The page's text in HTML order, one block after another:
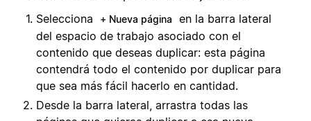
Selecciona
+ Nueva página
en la barra lateral
del espacio de trabajo asociado con el
contenido que deseas duplicar: esta página
contendrá todo el contenido por duplicar para
que sea más fácil hacerlo en cantidad.
Desde la barra lateral, arrastra todas las